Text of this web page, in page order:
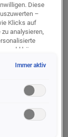
Diese
–
Klicks auf
analysieren,
können
Daten an
USA besteht
Immer aktiv